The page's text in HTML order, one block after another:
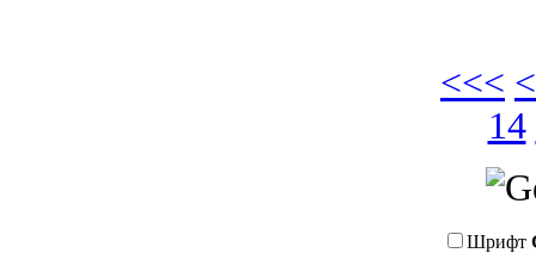
<<< <
14
Шрифт